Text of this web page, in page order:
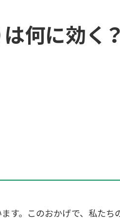
何に効く
す。このおかげで、私たち